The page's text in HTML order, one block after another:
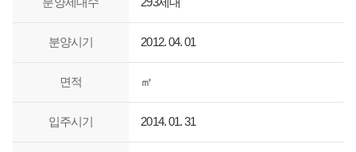
분양시기 2012. 04. 01
면적 ㎡
입주시기 2014. 01. 31